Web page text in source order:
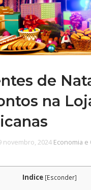
de
na
novembro, 2024 Economia e
Indice [Esconder]